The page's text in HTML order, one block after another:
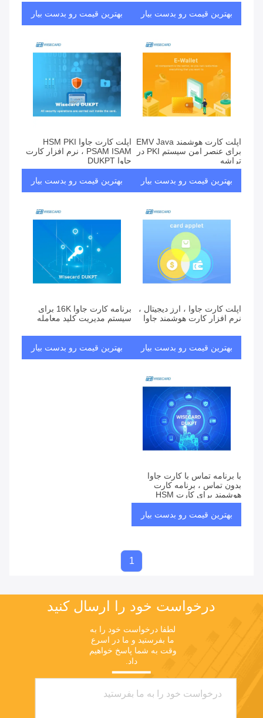
بهترین قیمت رو بدست بیار بهترین قیمت رو بدست بیار
اپلت کارت هوشمند EMV Java
برای عنصر امن سیستم PKI در
تراشه
بهترین قیمت رو بدست بیار
اپلت کارت جاوا HSM PKI
PSAM ISAM ، نرم افزار کارت
جاوا DUKPT
بهترین قیمت رو بدست بیار
اپلت کارت جاوا ، ارز دیجیتال ،
نرم افزار کارت هوشمند جاوا
بهترین قیمت رو بدست بیار
برنامه کارت جاوا 16K برای
سیستم مدیریت کلید معامله
بهترین قیمت رو بدست بیار
با برنامه تماس با کارت جاوا
بدون تماس ، برنامه کارت
هوشمند برای کارت HSM
DUKPT تماس بگیرید
بهترین قیمت رو بدست بیار
1
درخواست خود را ارسال کنید
ما بفرستید و ما در اسرع
داد.